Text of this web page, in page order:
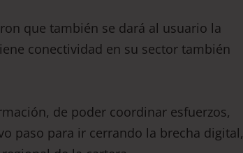
que también se dará al usuario la
conectividad en su sector también
de poder coordinar esfuerzos,
paso para ir cerrando la brecha digital,